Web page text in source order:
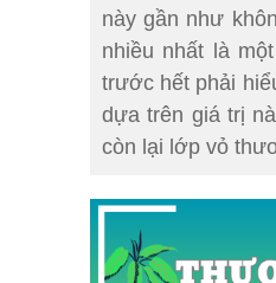
này gần như
nhiều nhất là
trước hết phải
dựa trên giá trị
còn lại lớp vỏ